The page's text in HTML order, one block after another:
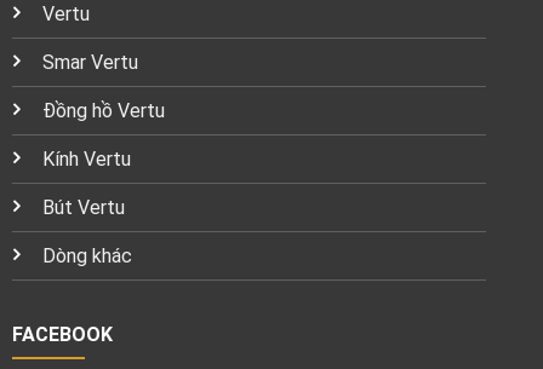
Vertu
Smar Vertu
Đồng hồ Vertu
Kính Vertu
Bút Vertu
Dòng khác
FACEBOOK